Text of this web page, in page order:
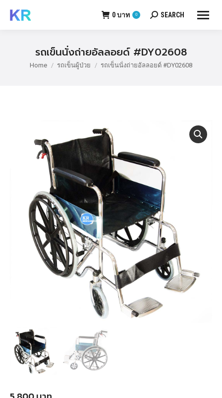
0บาท 0 Search:
SEARCH
รถเข็นนั่งถ่ายอัลลอยด์ #DY02608
You are here:
Home รถเข็นผู้ป่วย รถเข็นนั่งถ่ายอัลลอยด์ #DY02608